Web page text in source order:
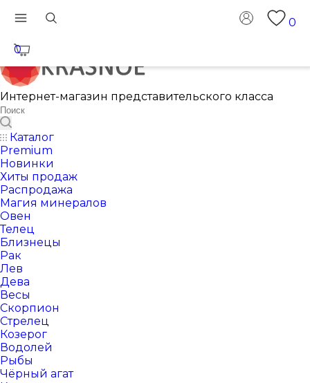
0
0
Интернет-магазин представительского класса
Каталог
Premium
Новинки
Хиты продаж
Распродажа
Магия минералов
Овен
Телец
Близнецы
Рак
Лев
Дева
Весы
Скорпион
Стрелец
Козерог
Водолей
Рыбы
Чёрный агат